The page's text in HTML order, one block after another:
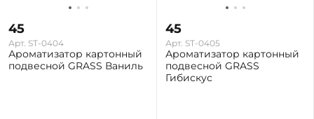
45
Арт. ST-0404
Ароматизатор картонный
подвесной GRASS Ваниль
45
Арт. ST-0405
Ароматизатор картонный
подвесной GRASS
Гибискус